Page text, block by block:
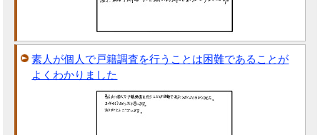
素人が個人で戸籍調査を行うことは困難であることが
よくわかりました